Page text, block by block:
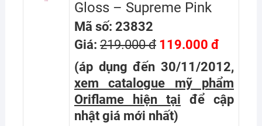
Gloss – Supreme Pink
Mã số: 23832
Giá: 219.000 đ119.000 đ
(áp dụng đến 30/11/2012,
xem catalogue mỹ phẩm
Oriflame hiện tại
để cập
nhật giá mới nhất)